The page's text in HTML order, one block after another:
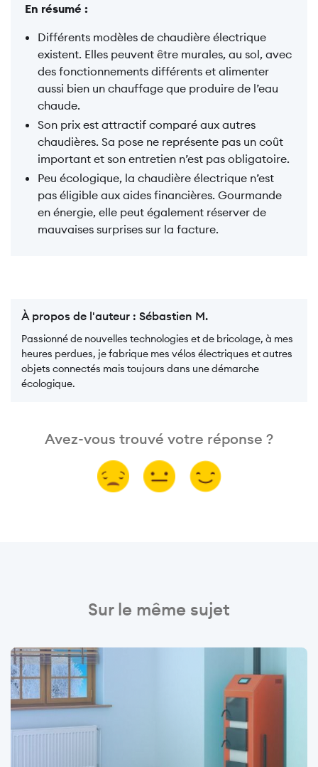
En résumé :
Différents modèles de chaudière électrique
existent. Elles peuvent être murales, au sol, avec
des fonctionnements différents et alimenter
aussi bien un chauffage que produire de l’eau
chaude.
Son prix est attractif comparé aux autres
chaudières. Sa pose ne représente pas un coût
important et son entretien n’est pas obligatoire.
Peu écologique, la chaudière électrique n’est
pas éligible aux aides financières. Gourmande
en énergie, elle peut également réserver de
mauvaises surprises sur la facture.
À propos de l'auteur : Sébastien M.
Passionné de nouvelles technologies et de bricolage, à mes
heures perdues, je fabrique mes vélos électriques et autres
objets connectés mais toujours dans une démarche
écologique.
Avez-vous trouvé votre réponse ?
Sur le même sujet
Image